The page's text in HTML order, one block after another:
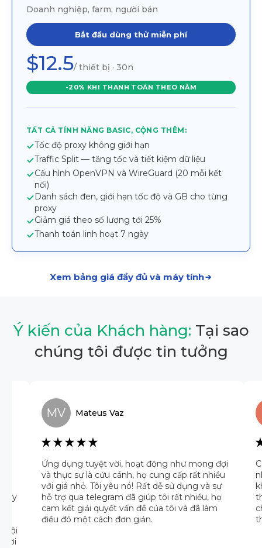
Doanh nghiệp, farm, người bán
Bắt đầu dùng thử miễn phí
$12.5/ thiết bị · 30n
-20% KHI THANH TOÁN THEO NĂM
TẤT CẢ TÍNH NĂNG BASIC, CỘNG THÊM:
Tốc độ proxy không giới hạn
Traffic Split — tăng tốc và tiết kiệm dữ liệu
Cấu hình OpenVPN và WireGuard (20 mỗi kết
nối)
Danh sách đen, giới hạn tốc độ và GB cho từng
proxy
Giảm giá theo số lượng tới 25%
Thanh toán linh hoạt 7 ngày
Xem bảng giá đầy đủ và máy tính
Ý kiến của Khách hàng: Tại sao
chúng tôi được tin tưởng
Đây
Đội
lời
MV Mateus Vaz
Ứng dụng tuyệt vời, hoạt động như mong đợi
và thực sự là cứu cánh, họ cung cấp rất nhiều
với giá nhỏ. Tôi yêu nó! Rất dễ sử dụng và sự
hỗ trợ qua telegram đã giúp tôi rất nhiều, họ
cam kết giải quyết vấn đề của tôi và đã làm
điều đó một cách đơn giản.